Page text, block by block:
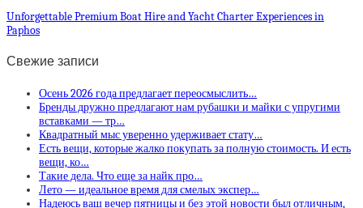
Unforgettable Premium Boat Hire and Yacht Charter Experiences in
Paphos
Свежие записи
Осень 2026 года предлагает переосмыслить…
Бренды дружно предлагают нам рубашки и майки с упругими
вставками — тр…
Квадратный мыс уверенно удерживает стату…
Есть вещи, которые жалко покупать за полную стоимость. И есть
вещи, ко…
Такие дела. Что еще за найк про…
Лето — идеальное время для смелых экспер…
Надеюсь ваш вечер пятницы и без этой новости был отличным,